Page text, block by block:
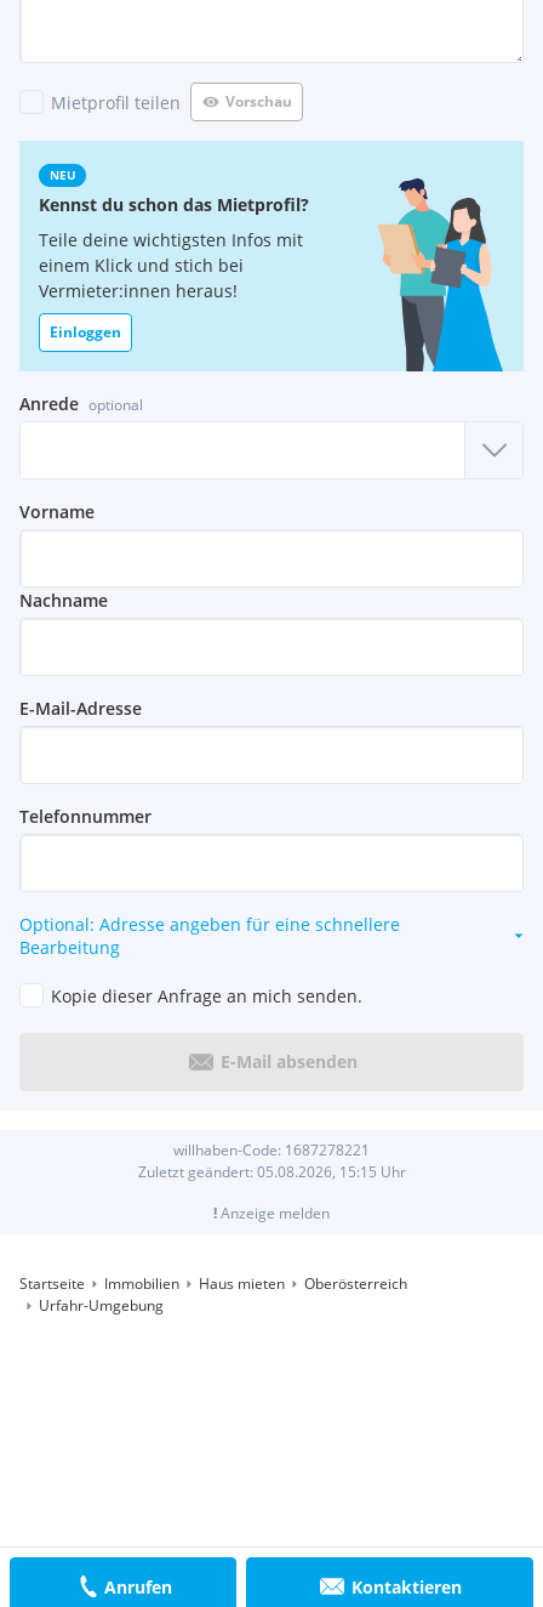
Anrufen Kontaktieren
Mietprofil teilen Vorschau
NEU
Kennst du schon das Mietprofil?
Teile deine wichtigsten Infos mit
einem Klick und stich bei
Vermieter:innen heraus!
Einloggen
Anrede optional
Vorname
Nachname
E-Mail-Adresse
Telefonnummer
Optional: Adresse angeben für eine schnellere
Bearbeitung
Kopie dieser Anfrage an mich senden.
E-Mail absenden
willhaben-Code: 1687278221
Zuletzt geändert: 05.08.2026, 15:15 Uhr
!Anzeige melden
Startseite Immobilien Haus mieten
Oberösterreich
Urfahr-Umgebung